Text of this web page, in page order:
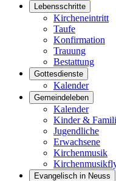
Lebensschritte
Kircheneintritt
Taufe
Konfirmation
Trauung
Bestattung
Gottesdienste
Kalender
Gemeindeleben
Kalender
Kinder &
Jugendliche
Erwachsene
Kirchenmusik
Evangelisch in Neuss